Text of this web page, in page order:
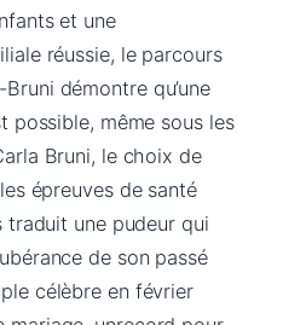
et une
réussie, le parcours
démontre qu’une
possible, même sous les
Bruni, le choix de
épreuves de santé
traduit une pudeur qui
de son passé
célèbre en février